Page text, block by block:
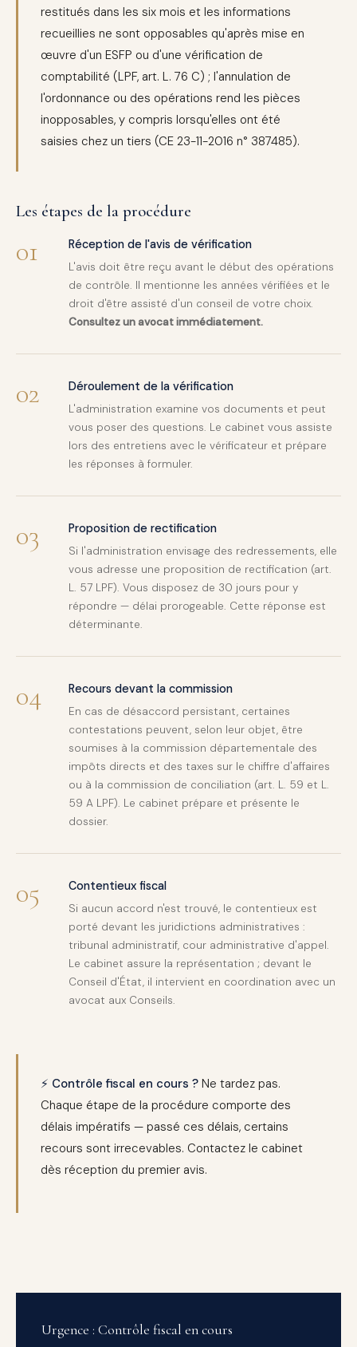
restitués dans les six mois et les informations
recueillies ne sont opposables qu'après mise en
œuvre d'un ESFP ou d'une vérification de
comptabilité (LPF, art. L. 76 C) ; l'annulation de
l'ordonnance ou des opérations rend les pièces
inopposables, y compris lorsqu'elles ont été
saisies chez un tiers (CE 23-11-2016 n° 387485).
Les étapes de la procédure
01 Réception de l'avis de vérification
L'avis doit être reçu avant le début des opérations
de contrôle. Il mentionne les années vérifiées et le
droit d'être assisté d'un conseil de votre choix.
Consultez un avocat immédiatement.
02 Déroulement de la vérification
L'administration examine vos documents et peut
vous poser des questions. Le cabinet vous assiste
lors des entretiens avec le vérificateur et prépare
les réponses à formuler.
03 Proposition de rectification
Si l'administration envisage des redressements, elle
vous adresse une proposition de rectification (art.
L. 57 LPF). Vous disposez de 30 jours pour y
répondre — délai prorogeable. Cette réponse est
déterminante.
04 Recours devant la commission
En cas de désaccord persistant, certaines
contestations peuvent, selon leur objet, être
soumises à la commission départementale des
impôts directs et des taxes sur le chiffre d'affaires
ou à la commission de conciliation (art. L. 59 et L.
59 A LPF). Le cabinet prépare et présente le
dossier.
05 Contentieux fiscal
Si aucun accord n'est trouvé, le contentieux est
porté devant les juridictions administratives :
tribunal administratif, cour administrative d'appel.
Le cabinet assure la représentation ; devant le
Conseil d'État, il intervient en coordination avec un
avocat aux Conseils.
⚡ Contrôle fiscal en cours ? Ne tardez pas.
Chaque étape de la procédure comporte des
délais impératifs — passé ces délais, certains
recours sont irrecevables. Contactez le cabinet
dès réception du premier avis.
Urgence : Contrôle fiscal en cours